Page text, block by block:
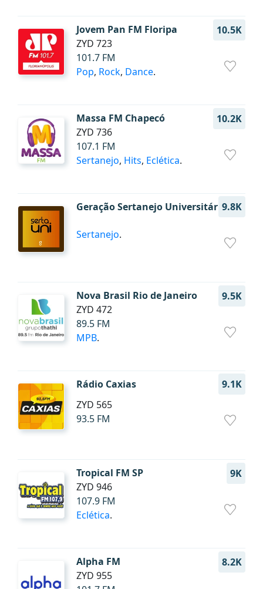
Jovem Pan FM Floripa
10.5K
ZYD 723
101.7 FM
Pop, Rock, Dance.
Massa FM Chapecó
10.2K
ZYD 736
107.1 FM
Sertanejo, Hits, Eclética.
Geração Sertanejo Universitário9.8K
Sertanejo.
Nova Brasil Rio de Janeiro
9.5K
ZYD 472
89.5 FM
MPB.
Rádio Caxias
9.1K
ZYD 565
93.5 FM
Tropical FM SP
9K
ZYD 946
107.9 FM
Eclética.
Alpha FM
8.2K
ZYD 955